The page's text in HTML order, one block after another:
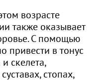
возрасте
также оказывает
С помощью
привести в тонус
скелета,
стопах,